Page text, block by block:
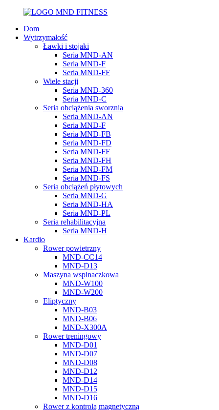
Dom
Wytrzymałość
Ławki i stojaki
Seria MND-AN
Seria MND-F
Seria MND-FF
Wiele stacji
Seria MND-360
Seria MND-C
Seria obciążenia sworznia
Seria MND-AN
Seria MND-F
Seria MND-FB
Seria MND-FD
Seria MND-FF
Seria MND-FH
Seria MND-FM
Seria MND-FS
Seria obciążeń płytowych
Seria MND-G
Seria MND-HA
Seria MND-PL
Seria rehabilitacyjna
Seria MND-H
Kardio
Rower powietrzny
MND-CC14
MND-D13
Maszyna wspinaczkowa
MND-W100
MND-W200
Eliptyczny
MND-B03
MND-B06
MND-X300A
Rower treningowy
MND-D01
MND-D07
MND-D08
MND-D12
MND-D14
MND-D15
MND-D16
Rower z kontrolą magnetyczną